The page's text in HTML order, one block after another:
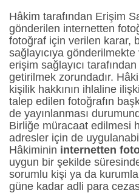
Hâkim tarafından Erişim
gönderilen internetten
fotoğraf için verilen karar,
sağlayıcıya
erişim sağlayıcı
getirilmek zorundadır.
kişilik hakkının ihlaline
talep edilen fotoğrafın
de yayınlanması
Birliğe müracaat edilmesi
adresler için de
Hâkiminin internetten
uygun bir şekilde
sorumlu kişi ya da
güne kadar adli para